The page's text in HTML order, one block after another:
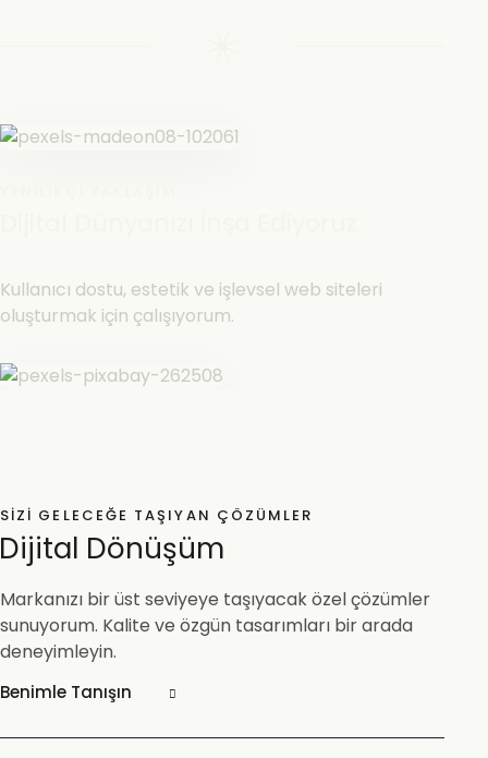
Kullanıcı dostu, estetik ve işlevsel web siteleri
oluşturmak için çalışıyorum.
SIZI GELECEĞE TAŞIYAN ÇÖZÜMLER
Dijital Dönüşüm
Markanızı bir üst seviyeye taşıyacak özel çözümler
sunuyorum. Kalite ve özgün tasarımları bir arada
deneyimleyin.
Benimle Tanışın